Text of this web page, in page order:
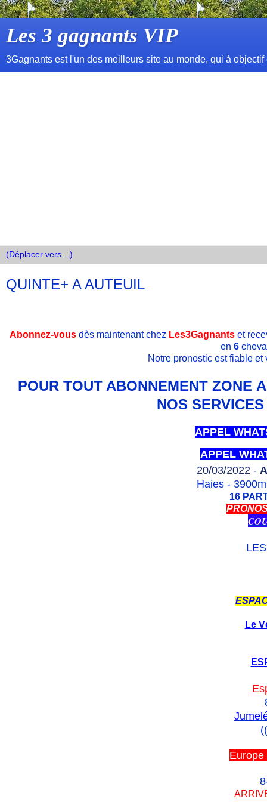
Les 3 gagnants VIP
3Gagnants est l'un des meilleurs site au monde, qui à
QUINTE+ A AUTEUIL
Abonnez-vous dès maintenant chez Les3Gagnants et
en 6
Notre pronostic est fiable
POUR TOUT ABONNEMENT ZONE
NOS
APPEL
APPEL
20/03/2022 -
Haies -
16
Le